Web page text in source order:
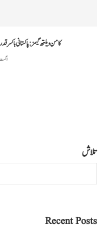
کامن ویلتھ گیمز: پاکستانی باکسر
اگست 4,
تلاش
Recent Posts